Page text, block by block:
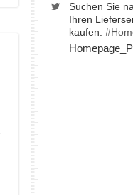
Suchen Sie
Ihren
kaufen.